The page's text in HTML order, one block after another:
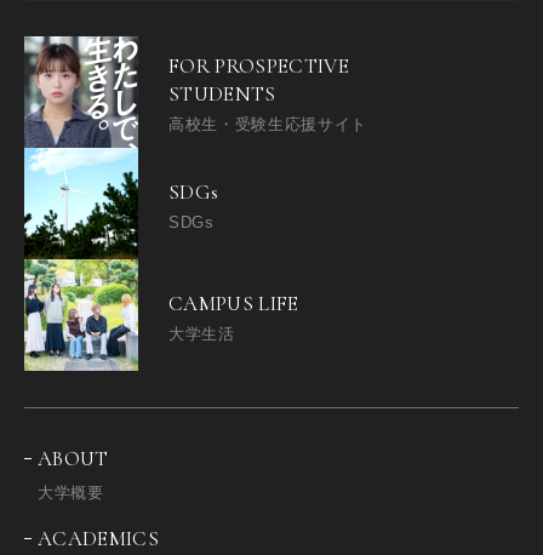
FOR PROSPECTIVE
STUDENTS
高校生・受験生応援サイト
SDGs
SDGs
CAMPUS LIFE
大学生活
ABOUT
大学概要
ACADEMICS